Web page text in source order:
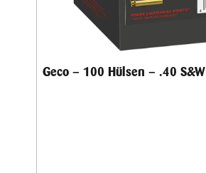
Geco – 100 Hülsen – .40 S&W